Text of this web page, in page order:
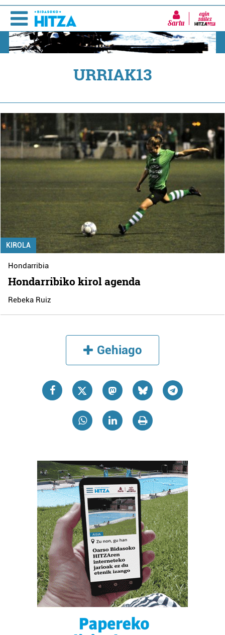
Sartu
URRIAK13
KIROLA
Hondarribia
Hondarribiko kirol agenda
Rebeka Ruiz
Gehiago